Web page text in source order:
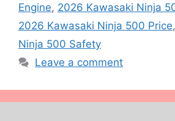
Engine, 2026 Kawasaki Ninja
2026 Kawasaki Ninja 500 Price,
Ninja 500 Safety
Leave a comment